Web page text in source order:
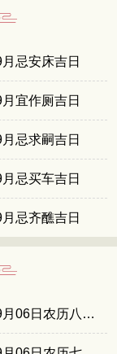
忌安床吉日
宜作厕吉日
忌求嗣吉日
忌买车吉日
忌齐醮吉日
2003年09月06日农历八月初十